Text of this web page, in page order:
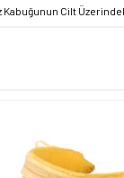
Kabuğunun Cilt